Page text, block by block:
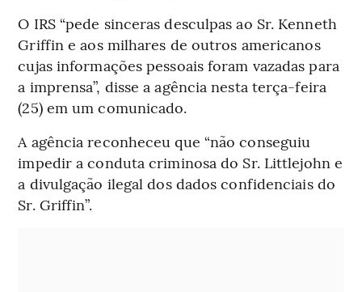
O IRS “pede sinceras desculpas ao Sr. Kenneth
Griffin e aos milhares de outros americanos
cujas informações pessoais foram vazadas para
a imprensa”, disse a agência nesta terça-feira
(25) em um comunicado.
A agência reconheceu que “não conseguiu
impedir a conduta criminosa do Sr. Littlejohn e
a divulgação ilegal dos dados confidenciais do
Sr. Griffin”.